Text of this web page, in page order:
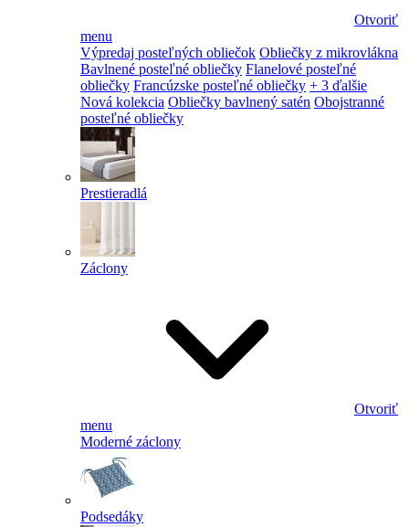
Otvoriť
menu
Výpredaj posteľných obliečok Obliečky z mikrovlákna
Bavlnené posteľné obliečky Flanelové posteľné
obliečky Francúzske posteľné obliečky + 3 ďalšie
Nová kolekcia Obliečky bavlnený satén Obojstranné
posteľné obliečky
Prestieradlá
Záclony
Otvoriť
menu
Moderné záclony
Podsedáky